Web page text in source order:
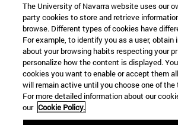
22 SEP
FUNCIÓN Y FICCIÓN.
Más información
The University of Navarra website uses our
party cookies to store and retrieve
browse. Different types of cookies have
For example, to identify you as a user, obtain
about your browsing habits respecting your
personalize how the content is displayed.
cookies you want to enable or accept them
will remain active until you choose one of
For more detailed information about our
our Cookie Policy.